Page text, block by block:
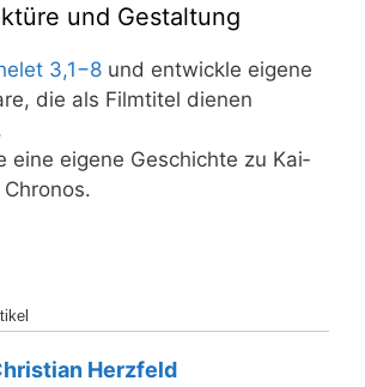
und Gestaltung
3,1−8 und ent­wick­le eige­ne
die als Film­ti­tel die­nen
eine eige­ne Geschich­te zu Kai­
Herzfeld